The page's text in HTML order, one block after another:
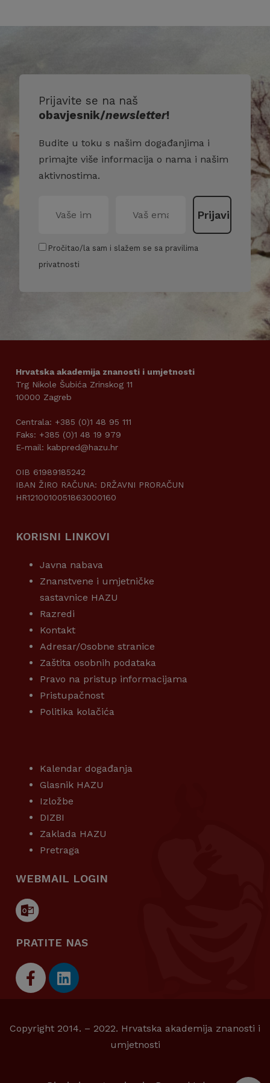
Prijavite se na naš
obavjesnik/newsletter!
Budite u toku s našim događanjima i
primajte više informacija o nama i našim
aktivnostima.
Pročitao/la sam i slažem se sa pravilima
privatnosti
Hrvatska akademija znanosti i umjetnosti
Trg Nikole Šubića Zrinskog 11
10000 Zagreb
Centrala: +385 (0)1 48 95 111
Faks: +385 (0)1 48 19 979
E-mail: kabpred@hazu.hr
OIB 61989185242
IBAN ŽIRO RAČUNA: DRŽAVNI PRORAČUN
HR1210010051863000160
KORISNI LINKOVI
Javna nabava
Znanstvene i umjetničke
sastavnice HAZU
Razredi
Kontakt
Adresar/Osobne stranice
Zaštita osobnih podataka
Pravo na pristup informacijama
Pristupačnost
Politika kolačića
Kalendar događanja
Glasnik HAZU
Izložbe
DIZBI
Zaklada HAZU
Pretraga
WEBMAIL LOGIN
PRATITE NAS
Copyright 2014. – 2022. Hrvatska akademija znanosti i
umjetnosti